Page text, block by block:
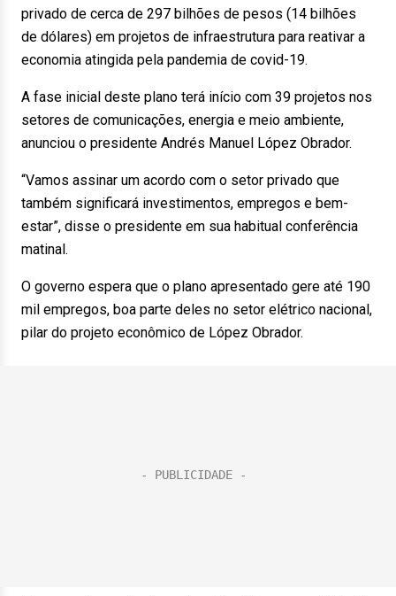
privado de cerca de 297 bilhões de pesos (14 bilhões
de dólares) em projetos de infraestrutura para reativar a
economia atingida pela pandemia de covid-19.
A fase inicial deste plano terá início com 39 projetos nos
setores de comunicações, energia e meio ambiente,
anunciou o presidente Andrés Manuel López Obrador.
“Vamos assinar um acordo com o setor privado que
também significará investimentos, empregos e bem-
estar”, disse o presidente em sua habitual conferência
matinal.
O governo espera que o plano apresentado gere até 190
mil empregos, boa parte deles no setor elétrico nacional,
pilar do projeto econômico de López Obrador.